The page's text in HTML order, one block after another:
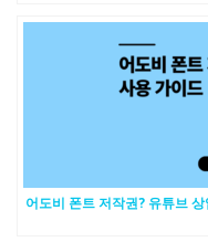
어도비 폰트 저작권? 유튜브